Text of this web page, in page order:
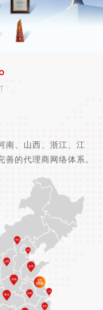
南、山西、浙江、江
的代理商网络体系。